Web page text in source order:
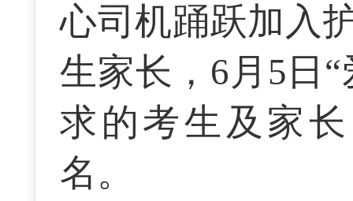
心司机踊跃加入
生家长，6月5日
求的考生及家
名。